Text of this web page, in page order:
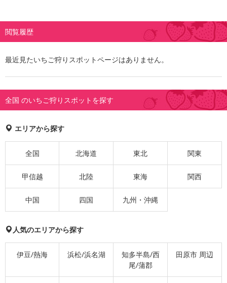
閲覧履歴
最近見たいちご狩りスポットページはありません。
全国 のいちご狩りスポットを探す
エリアから探す
全国 北海道 東北 関東
甲信越 北陸 東海 関西
中国 四国 九州・沖縄
人気のエリアから探す
伊豆/熱海 浜松/浜名湖
知多半島/西
尾/蒲郡
田原市 周辺